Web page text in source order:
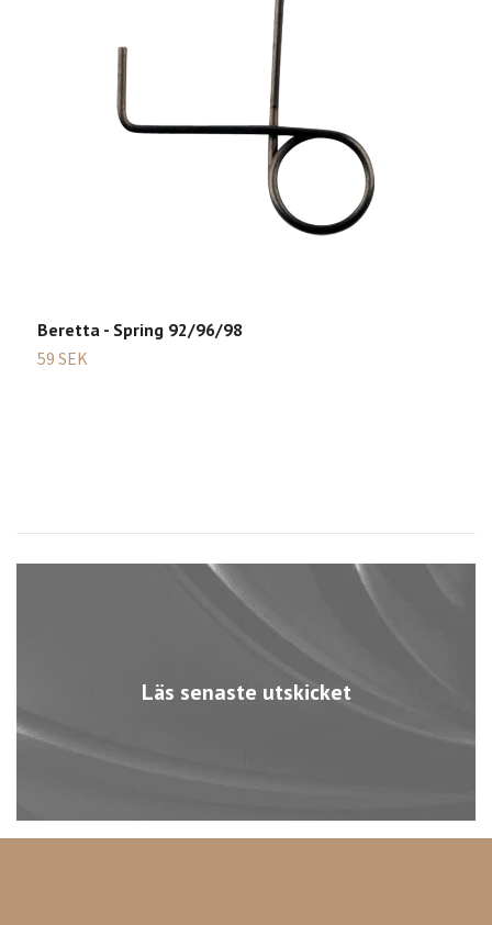
Läs senaste utskicket
Beretta - Spring 92/96/98
59 SEK